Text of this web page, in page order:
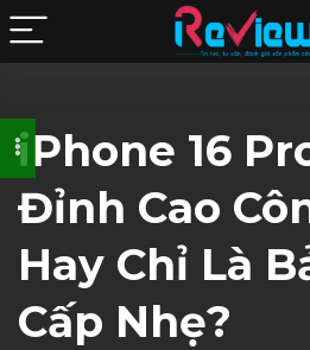
iPhone 16
Đỉnh Cao
Hay Chỉ Là
Cấp Nhẹ?